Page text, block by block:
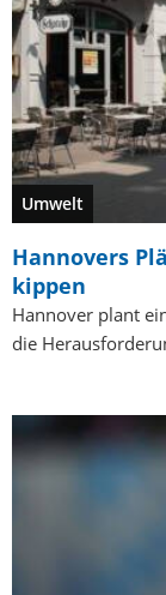
Umwelt
Hannovers
kippen
Hannover plant
die